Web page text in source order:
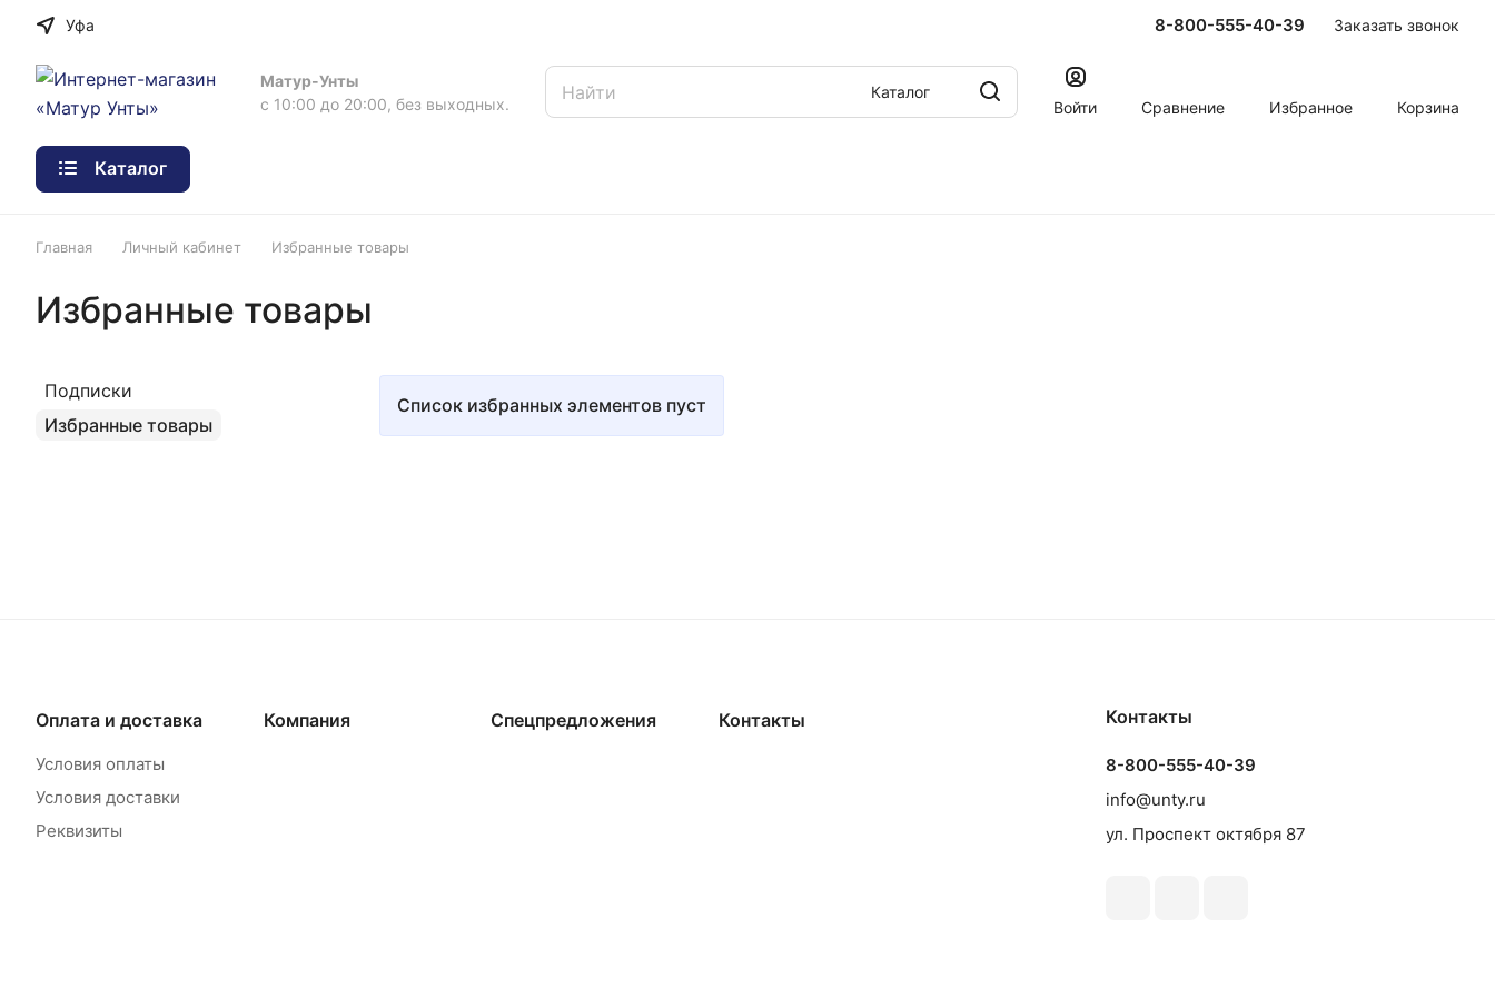
Уфа 8-800-555-40-39 Заказать звонок
Матур-Унты
с 10:00 до 20:00, без выходных.
Каталог
Войти
Сравнение Избранное Корзина
Каталог
Главная Личный кабинет Избранные товары
Избранные товары
Список избранных элементов пуст
Подписки
Избранные товары
Оплата и доставка
Условия оплаты
Условия доставки
Реквизиты
Компания Спецпредложения Контакты Контакты
8-800-555-40-39
info@unty.ru
ул. Проспект октября 87